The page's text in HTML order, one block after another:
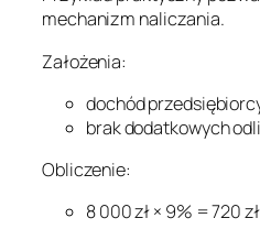
mechanizm naliczania.
Założenia:
dochód
brak dodatkowych
Obliczenie:
8 000 zł × 9% = 720 zł